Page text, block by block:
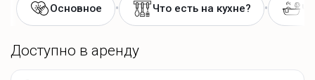
Основное • Что есть на кухне? •
Доступно в аренду